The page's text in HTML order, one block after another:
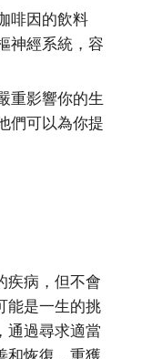
啡因的飲料
神經系統，容
重影響你的生
們可以為你提
疾病，但不會
能是一生的挑
通過尋求適當
和恢復，重獲